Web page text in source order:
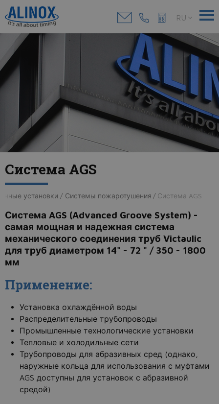
RU
Система AGS
установки / Системы пожаротушения / Система AGS
Система AGS (Advanced Groove System) -
самая мощная и надежная система
механического соединения труб Victaulic
для труб диаметром 14" - 72 " / 350 - 1800
мм
Применение:
Установка охлаждённой воды
Распределительные трубопроводы
Промышленные технологические установки
Тепловые и холодильные сети
Трубопроводы для абразивных сред (однако,
наружные кольца для использования с муфтами
AGS доступны для установок с абразивной
средой)